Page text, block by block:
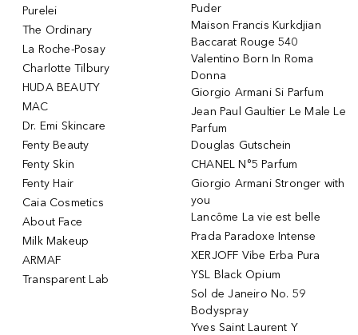
Purelei
The Ordinary
La Roche-Posay
Charlotte Tilbury
HUDA BEAUTY
MAC
Dr. Emi Skincare
Fenty Beauty
Fenty Skin
Fenty Hair
Caia Cosmetics
About Face
Milk Makeup
ARMAF
Transparent Lab
Puder
Maison Francis Kurkdjian
Baccarat Rouge 540
Valentino Born In Roma
Donna
Giorgio Armani Si Parfum
Jean Paul Gaultier Le Male Le
Parfum
Douglas Gutschein
CHANEL N°5 Parfum
Giorgio Armani Stronger with
you
Lancôme La vie est belle
Prada Paradoxe Intense
XERJOFF Vibe Erba Pura
YSL Black Opium
Sol de Janeiro No. 59
Bodyspray
Yves Saint Laurent Y